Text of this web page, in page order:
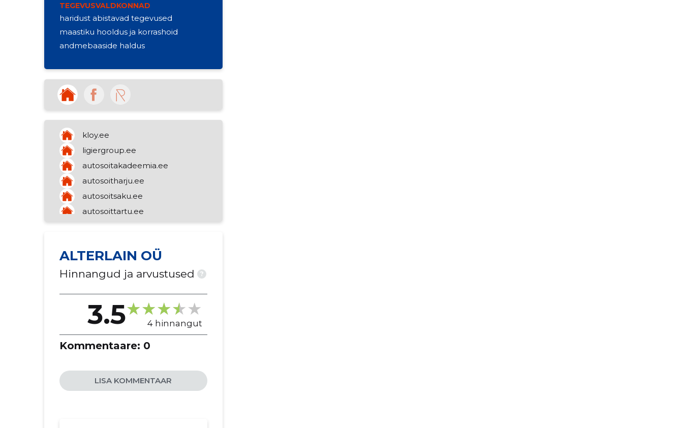
TEGEVUSVALDKONNAD
haridust abistavad tegevused
maastiku hooldus ja korrashoid
andmebaaside haldus
kloy.ee
ligiergroup.ee
autosoitakadeemia.ee
autosoitharju.ee
autosoitsaku.ee
autosoittartu.ee
ALTERLAIN OÜ
Hinnangud ja arvustused ?
3.5 4 hinnangut
Kommentaare: 0
LISA KOMMENTAAR